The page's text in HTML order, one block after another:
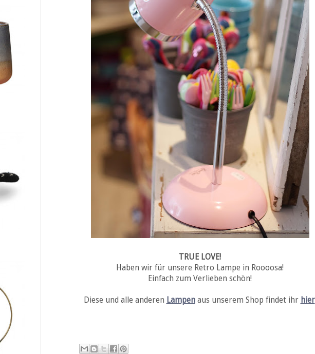
TRUE LOVE!
Haben wir für unsere Retro Lampe in Roooosa!
Einfach zum Verlieben schön!
Diese und alle anderen Lampenaus unserem Shop findet ihr hier